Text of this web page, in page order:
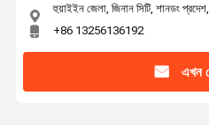
হুয়াইইন জেলা, জিনান সিটি, শানডং প্রদেশ,
+86 13256136192
এখন